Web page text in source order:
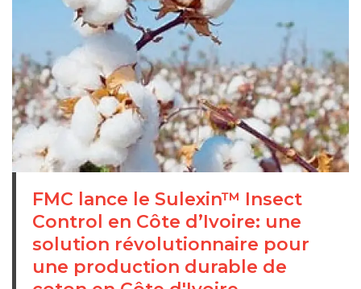
FMC lance le Sulexin™ Insect
Control en Côte d’Ivoire: une
solution révolutionnaire pour
une production durable de